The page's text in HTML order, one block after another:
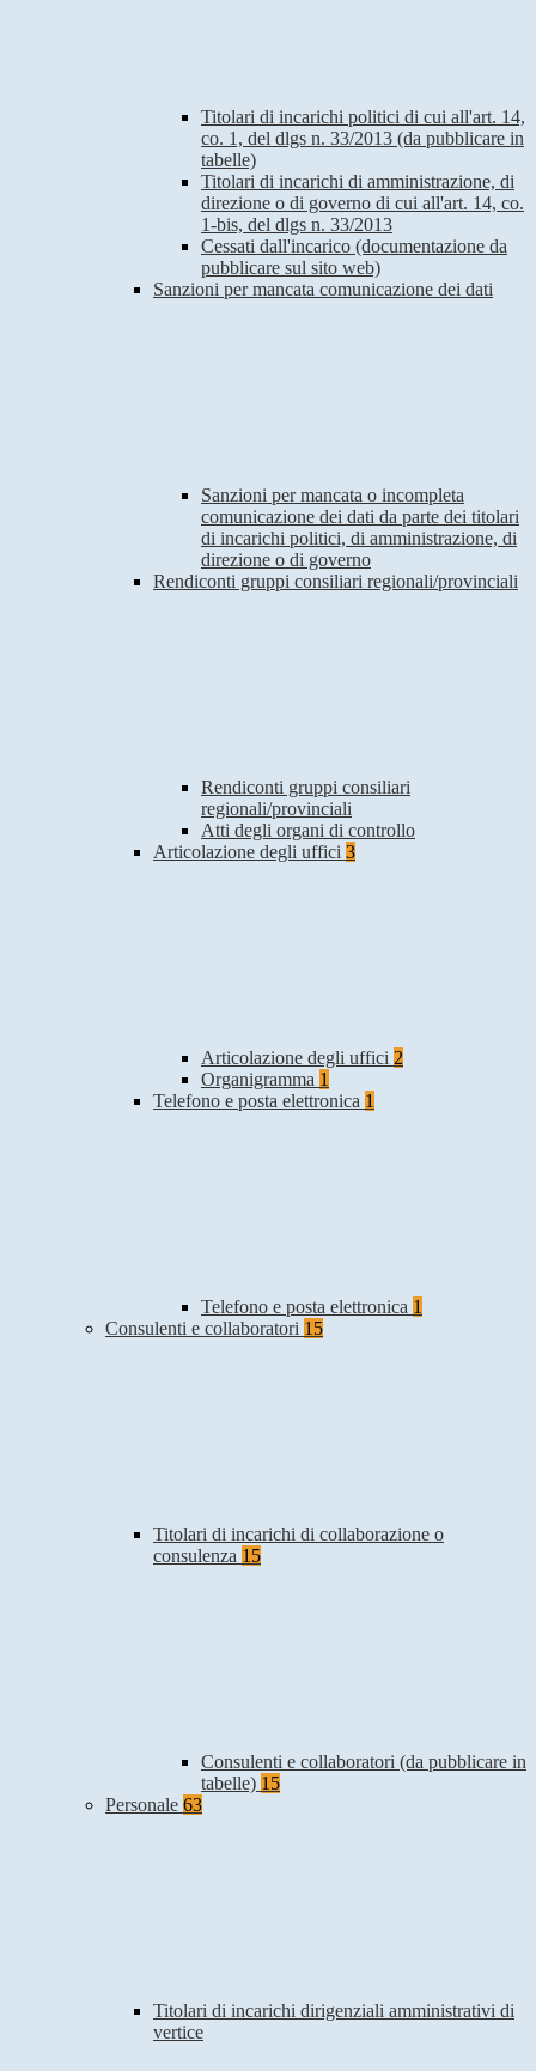
Titolari di incarichi politici di cui all'art. 14,
co. 1, del dlgs n. 33/2013 (da pubblicare in
tabelle)
Titolari di incarichi di amministrazione, di
direzione o di governo di cui all'art. 14, co.
1-bis, del dlgs n. 33/2013
Cessati dall'incarico (documentazione da
pubblicare sul sito web)
Sanzioni per mancata comunicazione dei dati
Sanzioni per mancata o incompleta
comunicazione dei dati da parte dei titolari
di incarichi politici, di amministrazione, di
direzione o di governo
Rendiconti gruppi consiliari regionali/provinciali
Rendiconti gruppi consiliari
regionali/provinciali
Atti degli organi di controllo
Articolazione degli uffici 3
Articolazione degli uffici 2
Organigramma 1
Telefono e posta elettronica 1
Telefono e posta elettronica 1
Consulenti e collaboratori 15
Titolari di incarichi di collaborazione o
consulenza 15
Consulenti e collaboratori (da pubblicare in
tabelle) 15
Personale 63
Titolari di incarichi dirigenziali amministrativi di
vertice